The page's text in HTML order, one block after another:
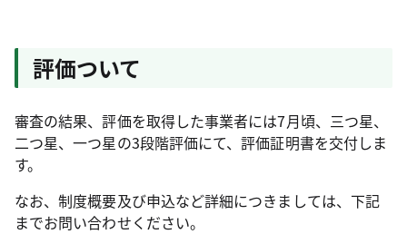
評価ついて
審査の結果、評価を取得した事業者には7月頃、三つ星、
二つ星、一つ星の3段階評価にて、評価証明書を交付しま
す。
なお、制度概要及び申込など詳細につきましては、下記
までお問い合わせください。